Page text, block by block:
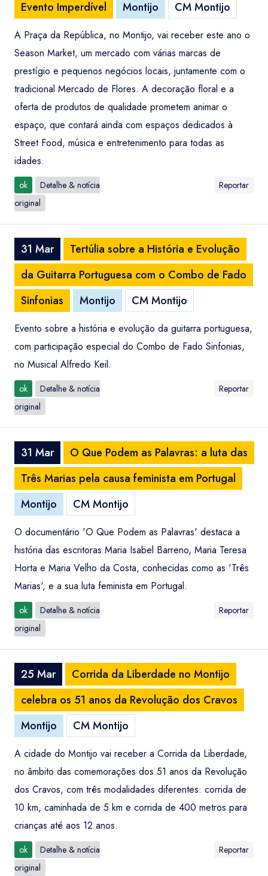
Evento Imperdível Montijo CM Montijo
A Praça da República, no Montijo, vai receber este ano o
Season Market, um mercado com várias marcas de
prestígio e pequenos negócios locais, juntamente com o
tradicional Mercado de Flores. A decoração floral e a
oferta de produtos de qualidade prometem animar o
espaço, que contará ainda com espaços dedicados à
Street Food, música e entretenimento para todas as
idades.
ok
Detalhe & notícia
original
Reportar
31 Mar
Tertúlia sobre a História e Evolução
da Guitarra Portuguesa com o Combo de Fado
Sinfonias
Montijo CM Montijo
Evento sobre a história e evolução da guitarra portuguesa,
com participação especial do Combo de Fado Sinfonias,
no Musical Alfredo Keil.
ok
Detalhe & notícia
original
Reportar
31 Mar
O Que Podem as Palavras: a luta das
Três Marias pela causa feminista em Portugal
Montijo
CM Montijo
O documentário 'O Que Podem as Palavras' destaca a
história das escritoras Maria Isabel Barreno, Maria Teresa
Horta e Maria Velho da Costa, conhecidas como as 'Três
Marias', e a sua luta feminista em Portugal.
ok
Detalhe & notícia
original
Reportar
25 Mar
Corrida da Liberdade no Montijo
celebra os 51 anos da Revolução dos Cravos
Montijo
CM Montijo
A cidade do Montijo vai receber a Corrida da Liberdade,
no âmbito das comemorações dos 51 anos da Revolução
dos Cravos, com três modalidades diferentes: corrida de
10 km, caminhada de 5 km e corrida de 400 metros para
crianças até aos 12 anos.
ok
Detalhe & notícia
original
Reportar